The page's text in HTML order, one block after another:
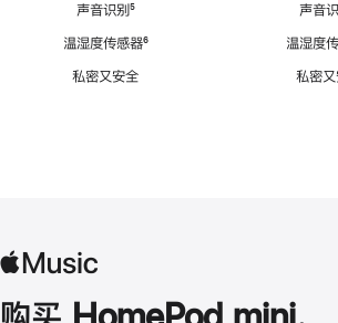
声音识别脚
⁵
温湿度传感器脚
⁶
私密又安全
声音
温湿度
私密